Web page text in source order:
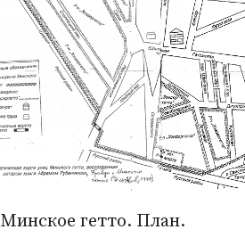
Минское гетто. План.